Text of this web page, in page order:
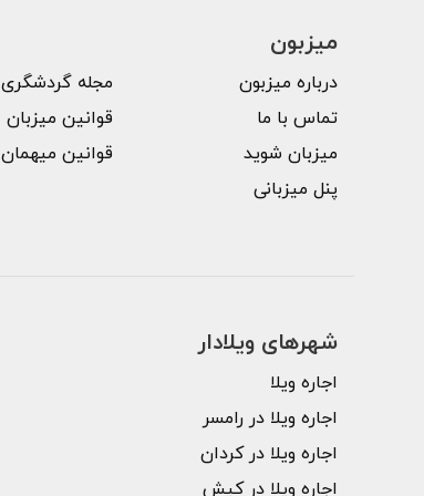
میزبون
درباره میزبون
تماس با ما
میزبان شوید
پنل میزبانی
مجله گردشگری
قوانین میزبان
قوانین میهمان
شهرهای ویلا‌دار
اجاره ویلا
اجاره ویلا در رامسر
اجاره ویلا در کردان
اجاره ویلا در کیش